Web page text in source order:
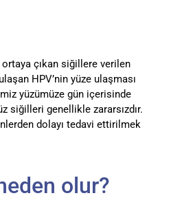
çıkan siğillere verilen
HPV’nin yüze ulaşması
yüzümüze gün içerisinde
siğilleri genellikle zararsızdır.
dolayı tedavi ettirilmek
olur?